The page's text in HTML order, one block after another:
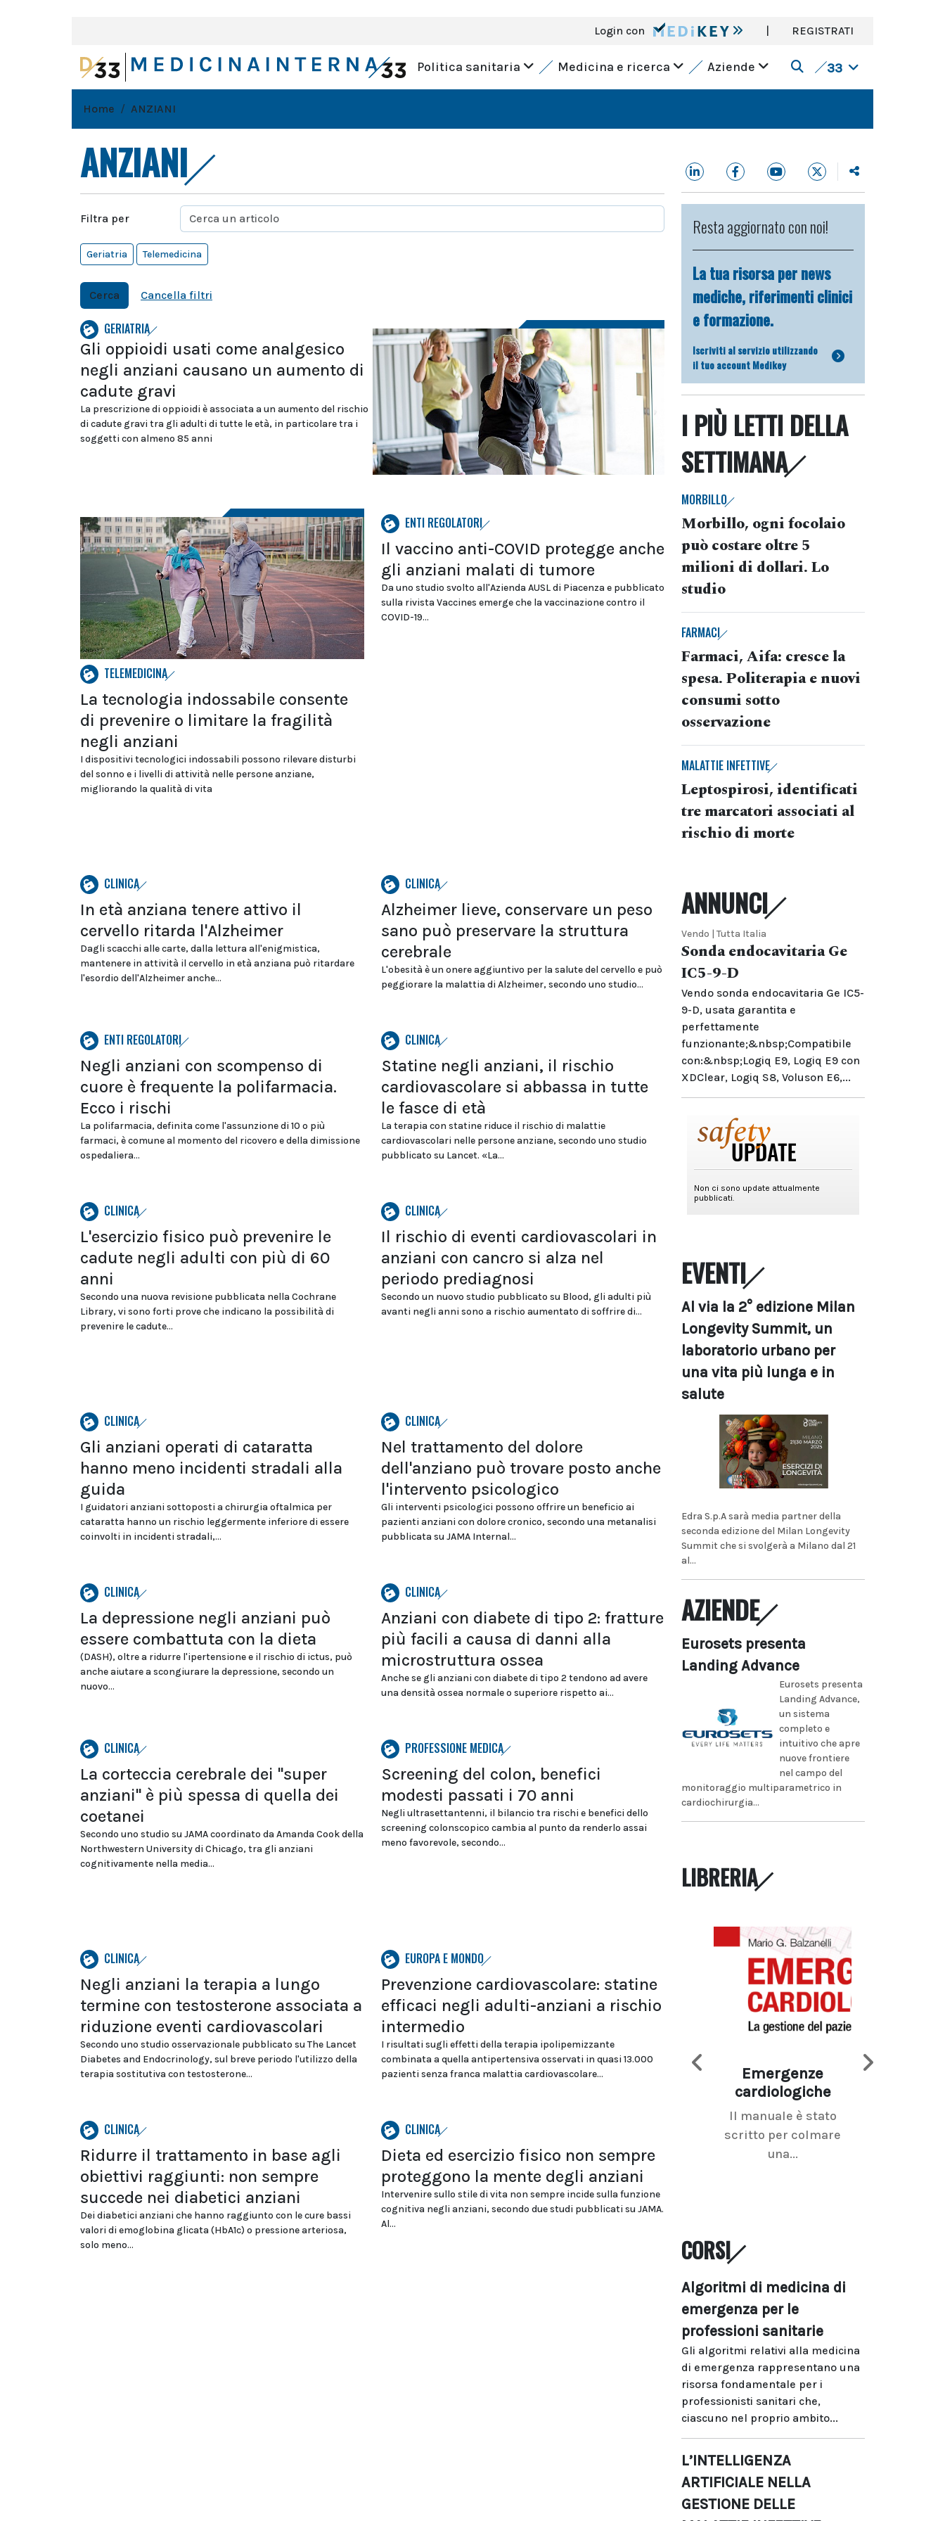
Login con | REGISTRATI
Politica sanitaria Medicina e ricerca Aziende 33
Home ANZIANI
ANZIANI
Filtra per
Geriatria Telemedicina
Cerca Cancella filtri
GERIATRIA
Gli oppioidi usati come analgesico
negli anziani causano un aumento di
cadute gravi
La prescrizione di oppioidi è associata a un aumento del rischio
di cadute gravi tra gli adulti di tutte le età, in particolare tra i
soggetti con almeno 85 anni
TELEMEDICINA
La tecnologia indossabile consente
di prevenire o limitare la fragilità
negli anziani
I dispositivi tecnologici indossabili possono rilevare disturbi
del sonno e i livelli di attività nelle persone anziane,
migliorando la qualità di vita
ENTI REGOLATORI
Il vaccino anti-COVID protegge anche
gli anziani malati di tumore
Da uno studio svolto all'Azienda AUSL di Piacenza e pubblicato
sulla rivista Vaccines emerge che la vaccinazione contro il
COVID-19...
CLINICA
In età anziana tenere attivo il
cervello ritarda l'Alzheimer
Dagli scacchi alle carte, dalla lettura all'enigmistica,
mantenere in attività il cervello in età anziana può ritardare
l'esordio dell'Alzheimer anche...
CLINICA
Alzheimer lieve, conservare un peso
sano può preservare la struttura
cerebrale
L'obesità è un onere aggiuntivo per la salute del cervello e può
peggiorare la malattia di Alzheimer, secondo uno studio...
ENTI REGOLATORI
Negli anziani con scompenso di
cuore è frequente la polifarmacia.
Ecco i rischi
La polifarmacia, definita come l'assunzione di 10 o più
farmaci, è comune al momento del ricovero e della dimissione
ospedaliera...
CLINICA
Statine negli anziani, il rischio
cardiovascolare si abbassa in tutte
le fasce di età
La terapia con statine riduce il rischio di malattie
cardiovascolari nelle persone anziane, secondo uno studio
pubblicato su Lancet. «La...
CLINICA
L'esercizio fisico può prevenire le
cadute negli adulti con più di 60
anni
Secondo una nuova revisione pubblicata nella Cochrane
Library, vi sono forti prove che indicano la possibilità di
prevenire le cadute...
CLINICA
Il rischio di eventi cardiovascolari in
anziani con cancro si alza nel
periodo prediagnosi
Secondo un nuovo studio pubblicato su Blood, gli adulti più
avanti negli anni sono a rischio aumentato di soffrire di...
CLINICA
Gli anziani operati di cataratta
hanno meno incidenti stradali alla
guida
I guidatori anziani sottoposti a chirurgia oftalmica per
cataratta hanno un rischio leggermente inferiore di essere
coinvolti in incidenti stradali,...
CLINICA
Nel trattamento del dolore
dell'anziano può trovare posto anche
l'intervento psicologico
Gli interventi psicologici possono offrire un beneficio ai
pazienti anziani con dolore cronico, secondo una metanalisi
pubblicata su JAMA Internal...
CLINICA
La depressione negli anziani può
essere combattuta con la dieta
(DASH), oltre a ridurre l'ipertensione e il rischio di ictus, può
anche aiutare a scongiurare la depressione, secondo un
nuovo...
CLINICA
Anziani con diabete di tipo 2: fratture
più facili a causa di danni alla
microstruttura ossea
Anche se gli anziani con diabete di tipo 2 tendono ad avere
una densità ossea normale o superiore rispetto ai...
CLINICA
La corteccia cerebrale dei "super
anziani" è più spessa di quella dei
coetanei
Secondo uno studio su JAMA coordinato da Amanda Cook della
Northwestern University di Chicago, tra gli anziani
cognitivamente nella media...
PROFESSIONE MEDICA
Screening del colon, benefici
modesti passati i 70 anni
Negli ultrasettantenni, il bilancio tra rischi e benefici dello
screening colonscopico cambia al punto da renderlo assai
meno favorevole, secondo...
CLINICA
Negli anziani la terapia a lungo
termine con testosterone associata a
riduzione eventi cardiovascolari
Secondo uno studio osservazionale pubblicato su The Lancet
Diabetes and Endocrinology, sul breve periodo l'utilizzo della
terapia sostitutiva con testosterone...
EUROPA E MONDO
Prevenzione cardiovascolare: statine
efficaci negli adulti-anziani a rischio
intermedio
I risultati sugli effetti della terapia ipolipemizzante
combinata a quella antipertensiva osservati in quasi 13.000
pazienti senza franca malattia cardiovascolare...
CLINICA
Ridurre il trattamento in base agli
obiettivi raggiunti: non sempre
succede nei diabetici anziani
Dei diabetici anziani che hanno raggiunto con le cure bassi
valori di emoglobina glicata (HbA1c) o pressione arteriosa,
solo meno...
CLINICA
Dieta ed esercizio fisico non sempre
proteggono la mente degli anziani
Intervenire sullo stile di vita non sempre incide sulla funzione
cognitiva negli anziani, secondo due studi pubblicati su JAMA.
Al...
Resta aggiornato con noi!
La tua risorsa per news
mediche, riferimenti clinici
e formazione.
Iscriviti al servizio utilizzando
il tuo account Medikey
I PIÙ LETTI DELLA
SETTIMANA
MORBILLO
Morbillo, ogni focolaio
può costare oltre 5
milioni di dollari. Lo
studio
FARMACI
Farmaci, Aifa: cresce la
spesa. Politerapia e nuovi
consumi sotto
osservazione
MALATTIE INFETTIVE
Leptospirosi, identificati
tre marcatori associati al
rischio di morte
ANNUNCI
Vendo | Tutta Italia
Sonda endocavitaria Ge
IC5-9-D
Vendo sonda endocavitaria Ge IC5-
9-D, usata garantita e
perfettamente
funzionante;&nbsp;Compatibile
con:&nbsp;Logiq E9, Logiq E9 con
XDClear, Logiq S8, Voluson E6,...
EVENTI
Al via la 2° edizione Milan
Longevity Summit, un
laboratorio urbano per
una vita più lunga e in
salute
Edra S.p.A sarà media partner della
seconda edizione del Milan Longevity
Summit che si svolgerà a Milano dal 21
al...
AZIENDE
Eurosets presenta
Landing Advance
Eurosets presenta
Landing Advance,
un sistema
completo e
intuitivo che apre
nuove frontiere
nel campo del
monitoraggio multiparametrico in
cardiochirurgia...
LIBRERIA
Emergenze
cardiologiche
Il manuale è stato
scritto per colmare
una...
CORSI
Algoritmi di medicina di
emergenza per le
professioni sanitarie
Gli algoritmi relativi alla medicina
di emergenza rappresentano una
risorsa fondamentale per i
professionisti sanitari che,
ciascuno nel proprio ambito...
L’INTELLIGENZA
ARTIFICIALE NELLA
GESTIONE DELLE